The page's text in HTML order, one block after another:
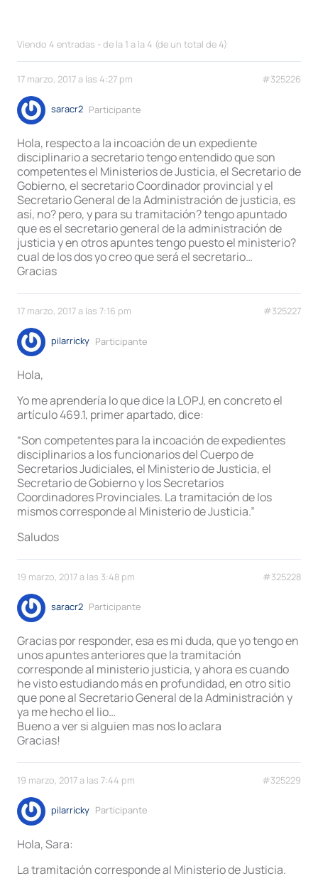
Viendo 4 entradas - de la 1 a la 4 (de un total de 4)
17 marzo, 2017 a las 4:27 pm #325226
saracr2 Participante
Hola, respecto a la incoación de un expediente
disciplinario a secretario tengo entendido que son
competentes el Ministerios de Justicia, el Secretario de
Gobierno, el secretario Coordinador provincial y el
Secretario General de la Administración de justicia, es
así, no? pero, y para su tramitación? tengo apuntado
que es el secretario general de la administración de
justicia y en otros apuntes tengo puesto el ministerio?
cual de los dos yo creo que será el secretario…
Gracias
17 marzo, 2017 a las 7:16 pm #325227
pilarricky Participante
Hola,
Yo me aprendería lo que dice la LOPJ, en concreto el
artículo 469.1, primer apartado, dice:
“Son competentes para la incoación de expedientes
disciplinarios a los funcionarios del Cuerpo de
Secretarios Judiciales, el Ministerio de Justicia, el
Secretario de Gobierno y los Secretarios
Coordinadores Provinciales. La tramitación de los
mismos corresponde al Ministerio de Justicia.”
Saludos
19 marzo, 2017 a las 3:48 pm #325228
saracr2 Participante
Gracias por responder, esa es mi duda, que yo tengo en
unos apuntes anteriores que la tramitación
corresponde al ministerio justicia, y ahora es cuando
he visto estudiando más en profundidad, en otro sitio
que pone al Secretario General de la Administración y
ya me hecho el lio…
Bueno a ver si alguien mas nos lo aclara
Gracias!
19 marzo, 2017 a las 7:44 pm #325229
pilarricky Participante
Hola, Sara:
La tramitación corresponde al Ministerio de Justicia.